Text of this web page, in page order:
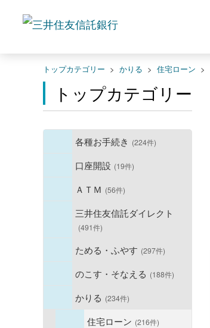
トップカテゴリー > かりる > 住宅ローン >
トップカテゴリー
各種お手続き (224件)
口座開設 (19件)
ＡＴＭ (56件)
三井住友信託ダイレクト
(491件)
ためる・ふやす (297件)
のこす・そなえる (188件)
かりる (234件)
住宅ローン (216件)